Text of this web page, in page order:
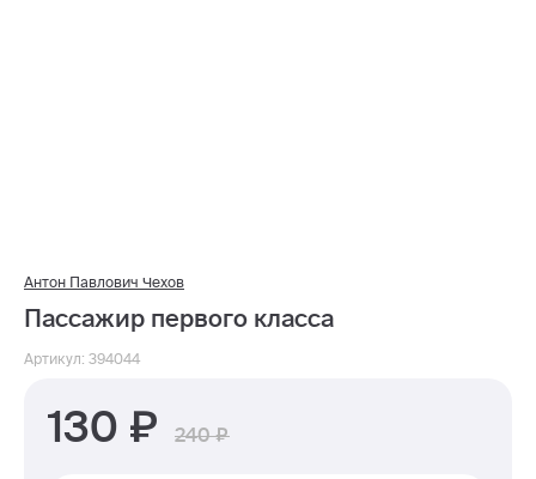
Антон Павлович Чехов
Пассажир первого класса
Артикул: 394044
130 240